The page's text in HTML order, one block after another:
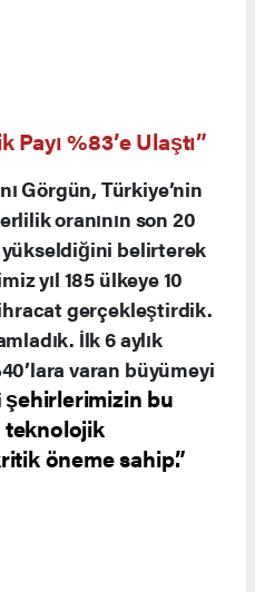
%83’e Ulaştı”
Görgün, Türkiye’nin
oranının son 20
yükseldiğini belirterek
yıl 185 ülkeye 10
gerçekleştirdik.
İlk 6 aylık
varan büyümeyi
şehirlerimizin bu
teknolojik
öneme sahip.”